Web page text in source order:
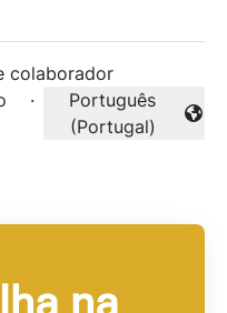
colaborador
·
Alterar idioma
Português
(Portugal)